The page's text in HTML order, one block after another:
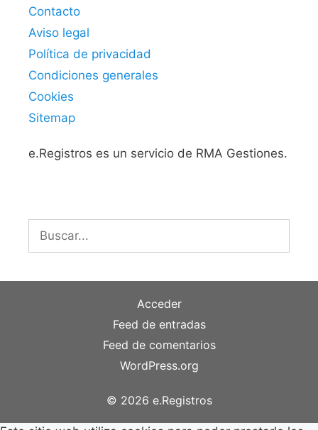
Contacto
Aviso legal
Política de privacidad
Condiciones generales
Cookies
Sitemap
e.Registros es un servicio de RMA Gestiones.
Acceder
Feed de entradas
Feed de comentarios
WordPress.org
© 2026 e.Registros